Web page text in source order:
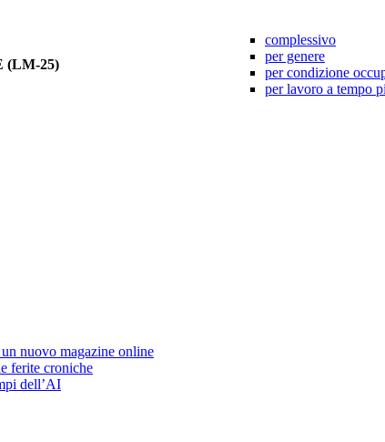
(LM-25)
complessivo
per genere
per condizione
per lavoro a tempo
nuovo magazine online
ferite croniche
dell’AI